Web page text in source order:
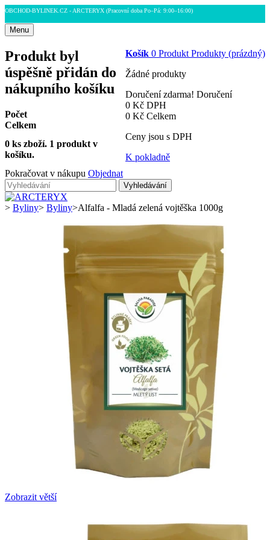
OBCHOD-BYLINEK.CZ - ARCTERYX (Pracovní doba Po–Pá: 9:00–16:00)
Menu
Košík 0 Produkt Produkty (prázdný)
Žádné produkty
Doručení zdarma! Doručení
0 Kč DPH
0 Kč Celkem
Ceny jsou s DPH
K pokladně
Produkt byl
úspěšně přidán do
nákupního košíku
Počet
Celkem
0 ks zboží. 1 produkt v
košíku.
Pokračovat v nákupu Objednat
Vyhledávání
> Byliny> Byliny>Alfalfa - Mladá zelená vojtěška 1000g
Zobrazit větší